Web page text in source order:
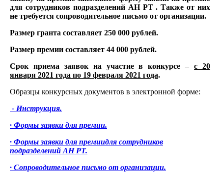
для сотрудников подразделений АН РТ . Также от них
не требуется сопроводительное письмо от организации.
Размер гранта составляет 250 000 рублей.
Размер премии составляет 44 000 рублей.
Срок приема заявок на участие в конкурсе –с 20
января 2021 года по 19 февраля 2021 года.
Образцы конкурсных документов в электронной форме:
- Инструкция.
· Формы заявки для премии.
· Формы заявки для премиидля сотрудников
подразделений АН РТ.
· Сопроводительное письмо от организации.